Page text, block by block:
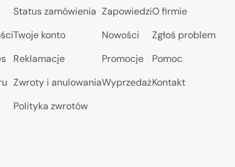
Status zamówienia
Twoje konto
Reklamacje
Zwroty i anulowania
Polityka zwrotów
Zapowiedzi
Nowości
Promocje
Wyprzedaż
O firmie
Zgłoś problem
Pomoc
Kontakt